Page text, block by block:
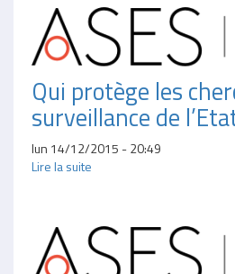
Qui protège les
surveillance de
lun 14/12/2015 - 20:49
Lire la suite